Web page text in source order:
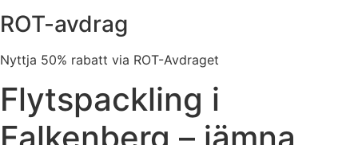
ROT-avdrag
Nyttja 50% rabatt via ROT-Avdraget
Flytspackling i